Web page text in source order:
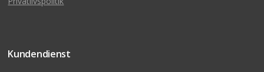
Kundendienst